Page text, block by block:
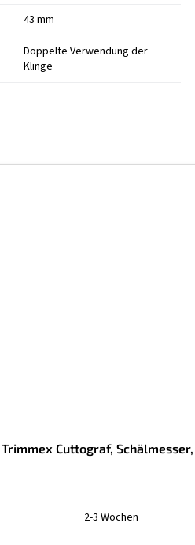
Cuttograf,
2-3 Wochen
43 mm
Doppelte Verwendung der
Klinge